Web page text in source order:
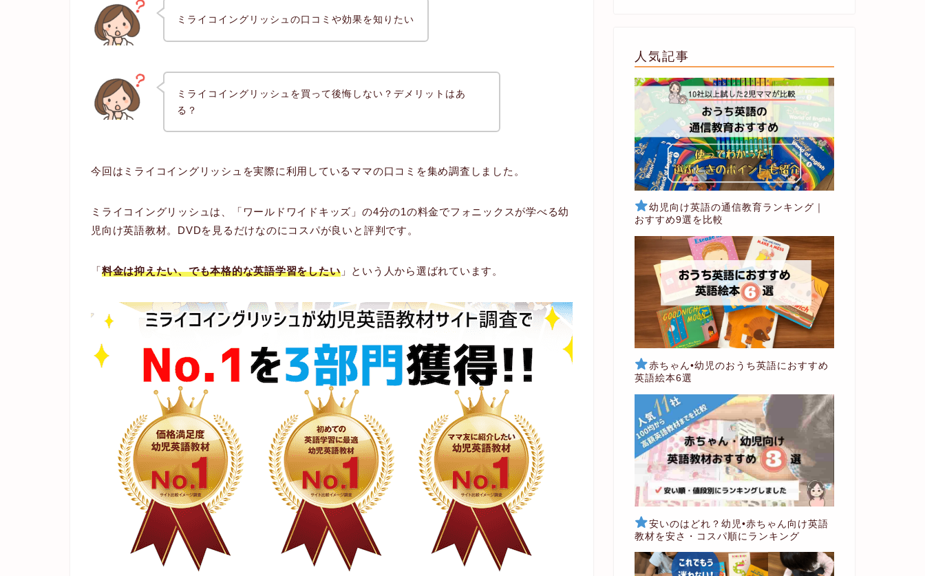
ミライコイングリッシュの口コミや効果を知りたい
ミライコイングリッシュを買って後悔しない？デメリットはあ
る？
今回はミライコイングリッシュを実際に利用しているママの口コミを集め調査しました。
ミライコイングリッシュは、「ワールドワイドキッズ」の4分の1の料金でフォニックスが学べる幼
児向け英語教材。DVDを見るだけなのにコスパが良いと評判です。
「料金は抑えたい、でも本格的な英語学習をしたい」という人から選ばれています。
人気記事
幼児向け英語の通信教育ランキング｜
おすすめ9選を比較
赤ちゃん•幼児のおうち英語におすすめ
英語絵本6選
安いのはどれ？幼児•赤ちゃん向け英語
教材を安さ・コスパ順にランキング